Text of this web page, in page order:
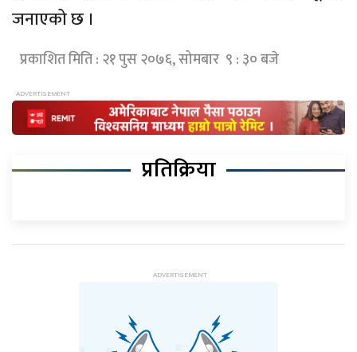
जनाएको छ ।
प्रकाशित मिति : २१ पुस २०७६, सोमबार ९ : ३० बजे
प्रतिक्रिया